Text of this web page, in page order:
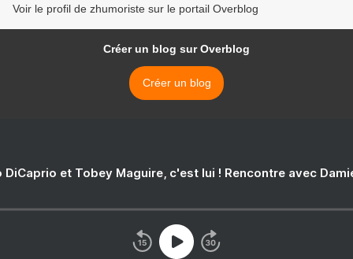
Voir le profil de zhumoriste sur le portail Overblog
Créer un blog sur Overblog
Créer un blog
DiCaprio et Tobey Maguire, c'est lui ! Rencontre avec